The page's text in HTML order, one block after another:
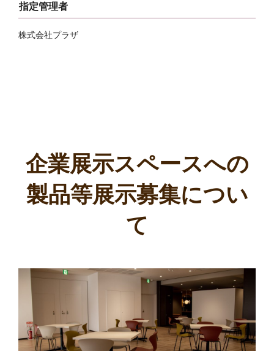
指定管理者
株式会社プラザ
企業展示スペースへの
製品等展示募集につい
て